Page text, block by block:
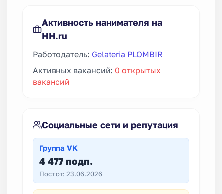
Активность нанимателя на
HH.ru
Работодатель: Gelateria PLOMBIR
Активных вакансий: 0 открытых
вакансий
Социальные сети и репутация
Группа VK
4 477 подп.
Пост от: 23.06.2026